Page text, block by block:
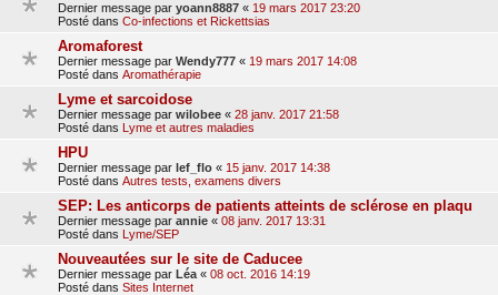
Dernier message par yoann8887 « 19 mars 2017 23:20
Posté dans Co-infections et Rickettsias
Aromaforest
Dernier message par Wendy777 « 19 mars 2017 14:08
Posté dans Aromathérapie
Lyme et sarcoidose
Dernier message par wilobee « 28 janv. 2017 21:58
Posté dans Lyme et autres maladies
HPU
Dernier message par lef_flo « 15 janv. 2017 14:38
Posté dans Autres tests, examens divers
SEP: Les anticorps de patients atteints de sclérose en plaqu
Dernier message par annie « 08 janv. 2017 13:31
Posté dans Lyme/SEP
Nouveautées sur le site de Caducee
Dernier message par Léa « 08 oct. 2016 14:19
Posté dans Sites Internet